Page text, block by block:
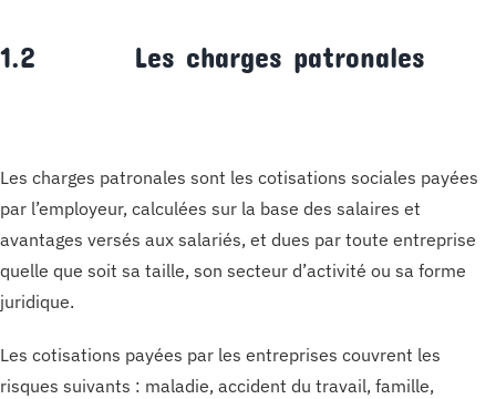
1.2 Les charges patronales
Les charges patronales sont les cotisations sociales payées
par l’employeur, calculées sur la base des salaires et
avantages versés aux salariés, et dues par toute entreprise
quelle que soit sa taille, son secteur d’activité ou sa forme
juridique.
Les cotisations payées par les entreprises couvrent les
risques suivants : maladie, accident du travail, famille,